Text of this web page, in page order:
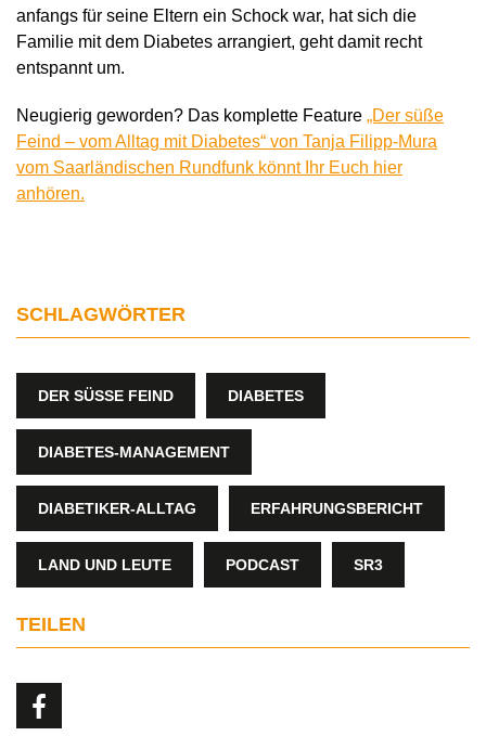
anfangs für seine Eltern ein Schock war, hat sich die
Familie mit dem Diabetes arrangiert, geht damit recht
entspannt um.
Neugierig geworden? Das komplette Feature „Der süße
Feind – vom Alltag mit Diabetes“ von Tanja Filipp-Mura
vom Saarländischen Rundfunk könnt Ihr Euch hier
anhören.
SCHLAGWÖRTER
DER SÜSSE FEIND DIABETES
DIABETES-MANAGEMENT
DIABETIKER-ALLTAG ERFAHRUNGSBERICHT
LAND UND LEUTE PODCAST SR3
TEILEN